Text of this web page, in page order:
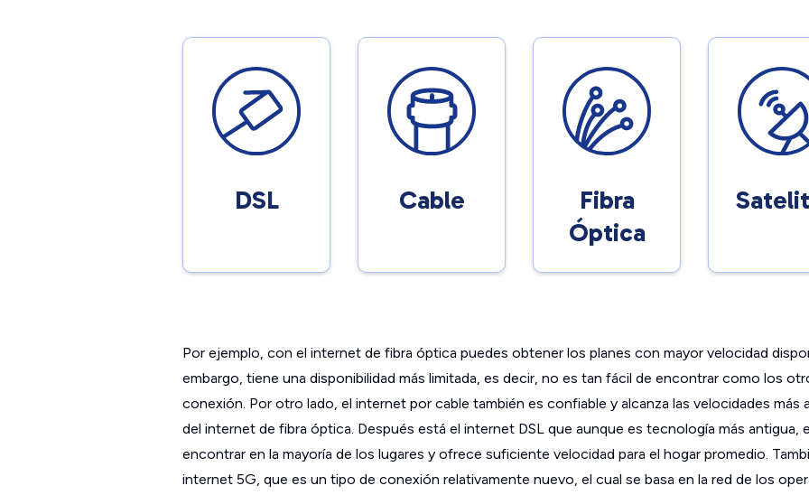
DSL Cable
Fibra
Óptica
Por ejemplo, con el internet de fibra óptica puedes obtener los planes con mayor velocidad
embargo, tiene una disponibilidad más limitada, es decir, no es tan fácil de encontrar como los
conexión. Por otro lado, el internet por cable también es confiable y alcanza las velocidades más
del internet de fibra óptica. Después está el internet DSL que aunque es tecnología más antigua,
encontrar en la mayoría de los lugares y ofrece suficiente velocidad para el hogar promedio.
internet 5G, que es un tipo de conexión relativamente nuevo, el cual se basa en la red de los